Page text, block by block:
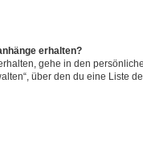
erhalten?
gehe in den
über den du eine Liste